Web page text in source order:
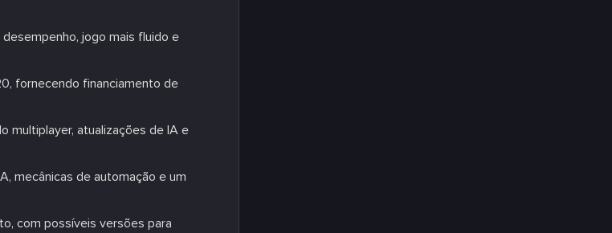
jogo mais fluido e
fornecendo financiamento de
multiplayer, atualizações de IA e
mecânicas de automação e um
com possíveis versões para